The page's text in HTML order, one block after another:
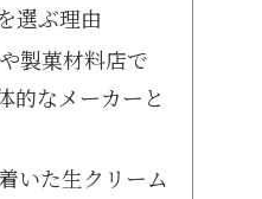
選ぶ理由
製菓材料店で
的なメーカーと
いた生クリーム